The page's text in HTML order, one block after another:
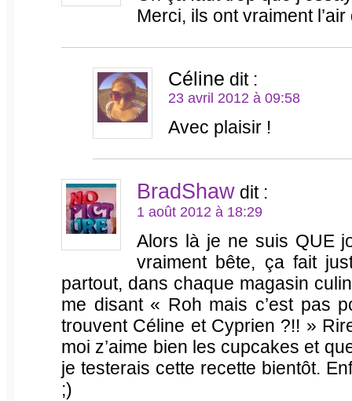
Merci, ils ont vraiment
Céline dit :
23 avril 2012 à 09:58
Avec plaisir !
BradShaw dit :
1 août 2012 à 18:29
Alors là je ne suis QUE
vraiment bête, ça fait
partout, dans chaque magasin
me disant « Roh mais c’est pas
trouvent Céline et Cyprien ?!! »
moi z’aime bien les cupcakes et
je testerais cette recette bientôt.
;)